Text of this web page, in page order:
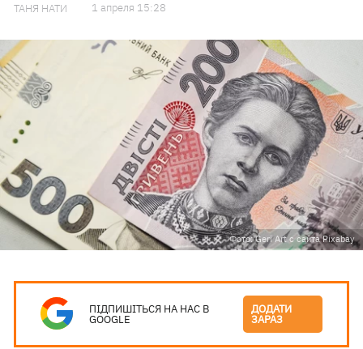
ТАНЯ НАТИ 1 апреля 15:28
Фото: Geri Art с сайта Pixabay
ПІДПИШІТЬСЯ НА НАС В
GOOGLE
ДОДАТИ
ЗАРАЗ